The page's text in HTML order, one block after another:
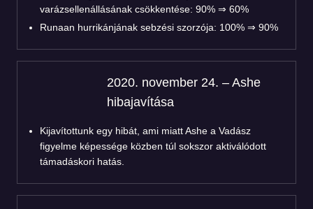
varázsellenállásának csökkentése: 90% ⇒ 60%
Runaan hurrikánjának sebzési szorzója: 100% ⇒ 90%
2020. november 24. – Ashe
hibajavítása
Kijavítottunk egy hibát, ami miatt Ashe a Vadász
figyelme képessége közben túl sokszor aktiválódott
támadáskori hatás.